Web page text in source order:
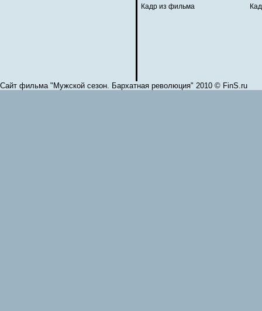
Кадр из фильма
Сайт фильма "Мужской сезон. Бархатная революция" 2010 © FinS.ru